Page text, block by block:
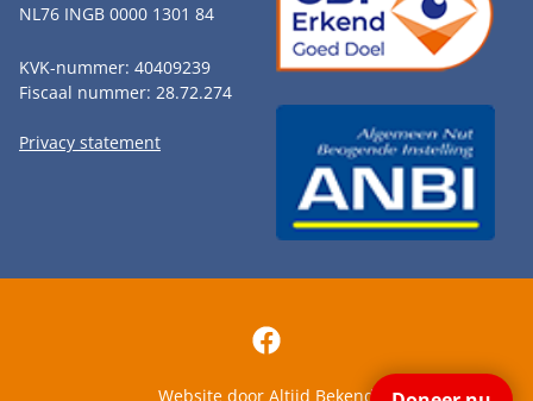
NL76 INGB 0000 1301 84
KVK-nummer: 40409239
Fiscaal nummer: 28.72.274
Privacy statement
Website door Altijd Bekend